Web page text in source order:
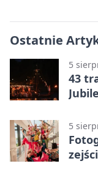
Ostatnie
5
43
5